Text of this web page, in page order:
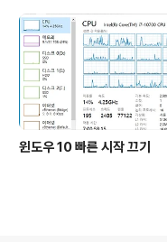
윈도우 10 빠른 시작 끄기